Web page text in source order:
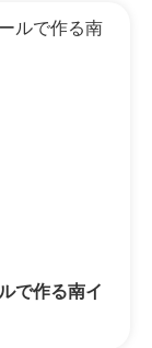
で作る南イ